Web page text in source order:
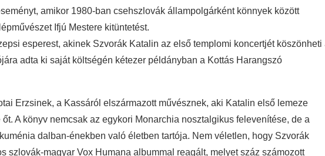
amikor 1980-ban csehszlovák állampolgárként könnyek között
Ifjú Mestere kitüntetést.
esperest, akinek Szvorák Katalin az első templomi koncertjét köszönheti
adta ki saját költségén kétezer példányban a Kottás Harangszó
Erzsinek, a Kassáról elszármazott művésznek, aki Katalin első lemeze
A könyv nemcsak az egykori Monarchia nosztalgikus felevenítése, de a
dalban-énekben való életben tartója. Nem véletlen, hogy Szvorák
szlovák-magyar Vox Humana albummal reagált, melyet száz számozott